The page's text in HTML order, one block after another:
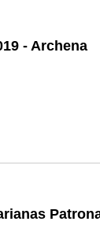
- Archena